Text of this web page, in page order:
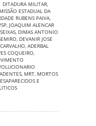
DITADURA MILITAR,
ESTADUAL DA
RUBENS PAIVA,
, JOAQUIM ALENCAR
, DIMAS ANTONIO
, DEVANIR JOSE
, ADERBAL
COQUEIRO,
, MRT, MORTOS
E